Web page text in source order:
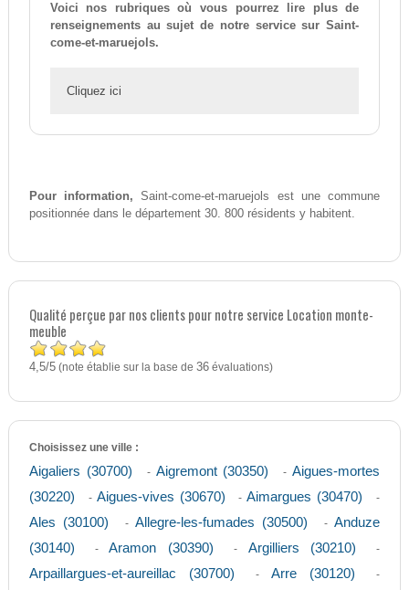
Voici nos rubriques où vous pourrez lire plus de
renseignements au sujet de notre service sur Saint-
come-et-maruejols.
Cliquez ici
Pour information, Saint-come-et-maruejols est une commune
positionnée dans le département 30. 800 résidents y habitent.
Qualité perçue par nos clients pour notre service Location monte-
meuble
4,5/5(note établie sur la base de 36évaluations)
Choisissez une ville :
Aigaliers (30700) - Aigremont (30350) -Aigues-mortes
(30220)
- Aigues-vives (30670) -Aimargues (30470) -
Ales (30100) -Allegre-les-fumades (30500) -Anduze
(30140)
-Aramon (30390) - Argilliers (30210) -
Arpaillargues-et-aureillac (30700) - Arre (30120) -